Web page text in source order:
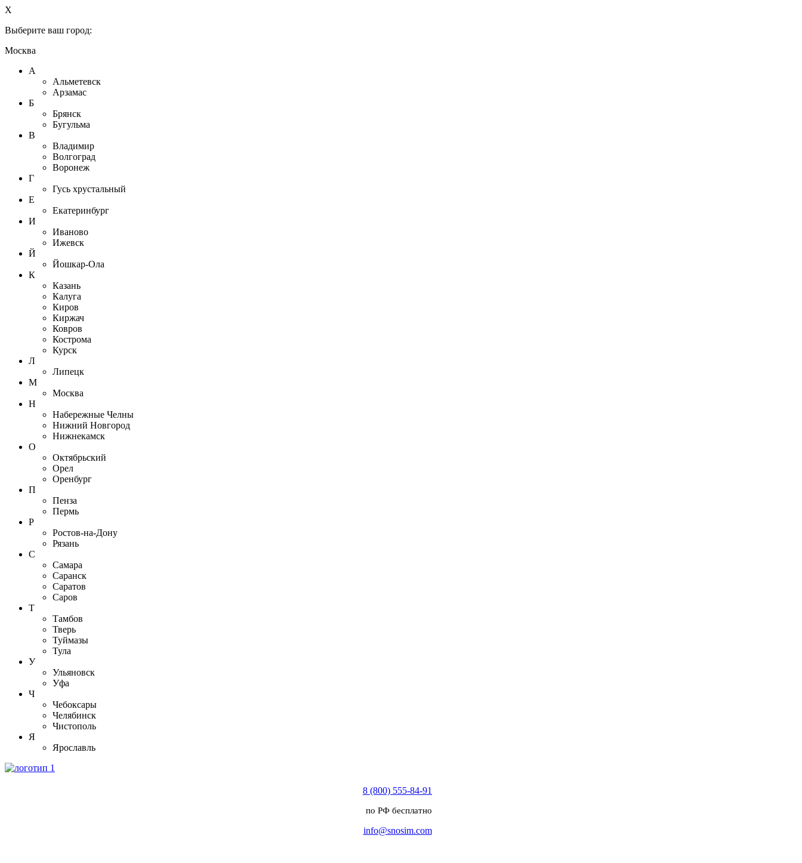
X
Выберите ваш город:
Москва
А
Альметевск
Арзамас
Б
Брянск
Бугульма
В
Владимир
Волгоград
Воронеж
Г
Гусь хрустальный
Е
Екатеринбург
И
Иваново
Ижевск
Й
Йошкар-Ола
К
Казань
Калуга
Киров
Киржач
Ковров
Кострома
Курск
Л
Липецк
М
Москва
Н
Набережные Челны
Нижний Новгород
Нижнекамск
О
Октябрьский
Орел
Оренбург
П
Пенза
Пермь
Р
Ростов-на-Дону
Рязань
С
Самара
Саранск
Саратов
Саров
Т
Тамбов
Тверь
Туймазы
Тула
У
Ульяновск
Уфа
Ч
Чебоксары
Челябинск
Чистополь
Я
Ярославль
8 (800) 555-84-91
по РФ бесплатно
info@snosim.com